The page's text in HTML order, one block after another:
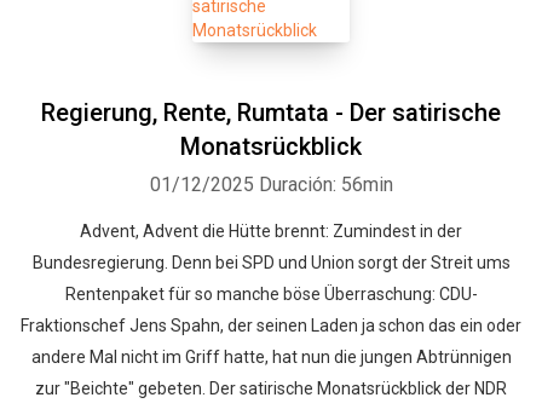
Regierung, Rente, Rumtata - Der satirische
Monatsrückblick
01/12/2025 Duración: 56min
Advent, Advent die Hütte brennt: Zumindest in der
Bundesregierung. Denn bei SPD und Union sorgt der Streit ums
Rentenpaket für so manche böse Überraschung: CDU-
Fraktionschef Jens Spahn, der seinen Laden ja schon das ein oder
andere Mal nicht im Griff hatte, hat nun die jungen Abtrünnigen
zur "Beichte" gebeten. Der satirische Monatsrückblick der NDR